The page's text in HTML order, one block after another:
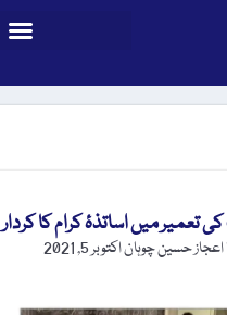
تعمیر میں اساتذۂ کرام کا کردار
اعجاز حسین چوہاناکتوبر 5, 2021